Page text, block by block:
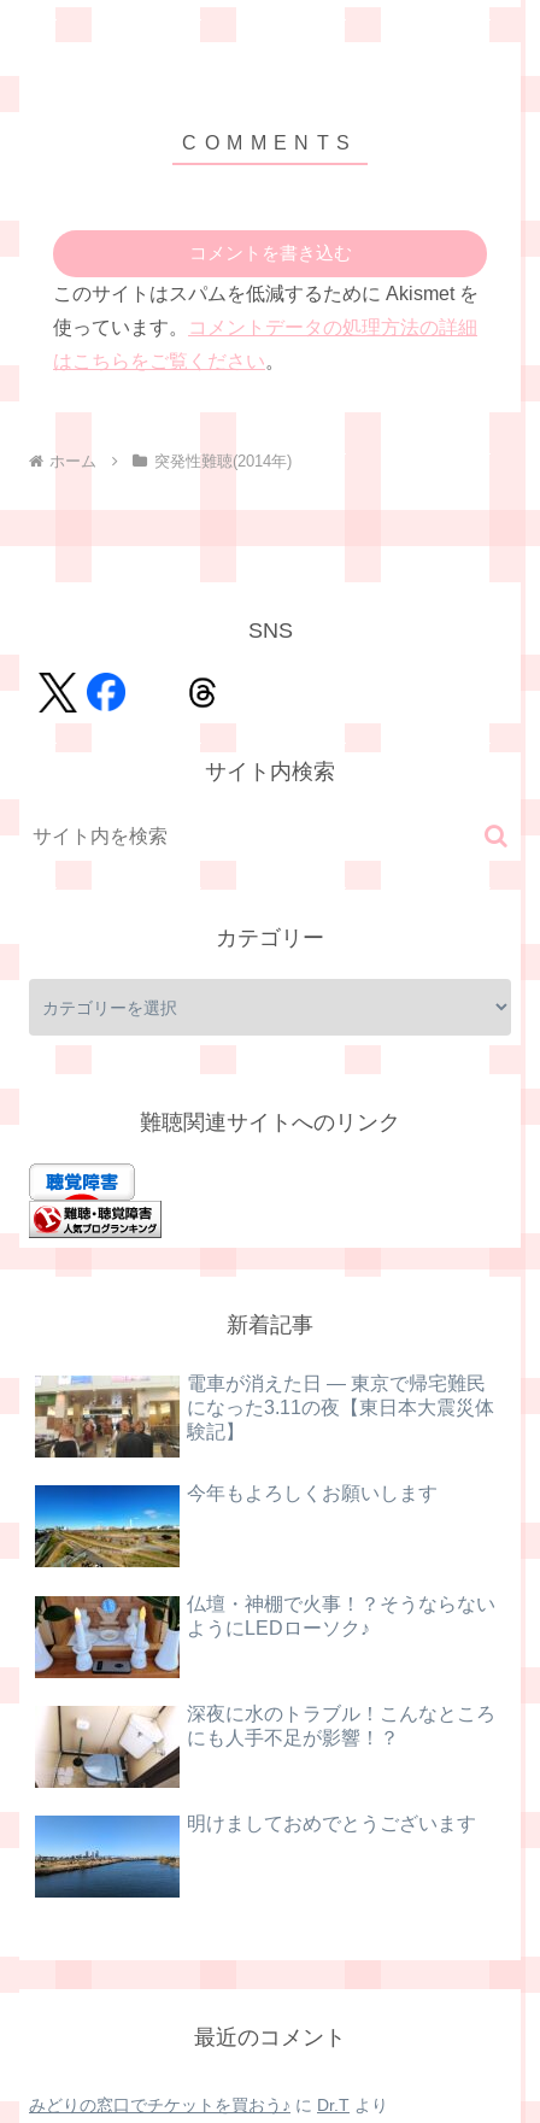
コメントを書き込む
このサイトはスパムを低減するために Akismet を
使っています。
コメントデータの処理方法の詳細
はこちらをご覧ください。
ホーム 突発性難聴(2014年)
SNS
サイト内検索
カテゴリー
難聴関連サイトへのリンク
新着記事
電車が消えた日 ― 東京で帰宅難民
になった3.11の夜【東日本大震災体
験記】
今年もよろしくお願いします
仏壇・神棚で火事！？そうならない
ようにLEDローソク♪
深夜に水のトラブル！こんなところ
にも人手不足が影響！？
明けましておめでとうございます
最近のコメント
みどりの窓口でチケットを買おう♪ に Dr.T より